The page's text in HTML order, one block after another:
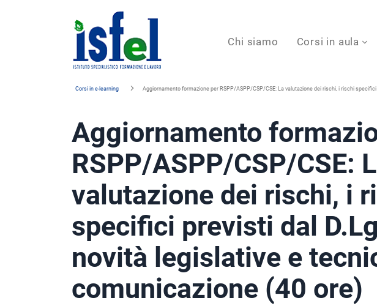
Istituto
formazione
e
lavoro
Chi siamo Corsi in aula
Corsi in e-learning Aggiornamento formazione per RSPP/ASPP/CSP/CSE: La valutazione dei rischi, i rischi
Aggiornamento
RSPP/ASPP/CSP/CSE:
valutazione dei rischi, i
specifici previsti dal
novità legislative e
comunicazione (40 ore)